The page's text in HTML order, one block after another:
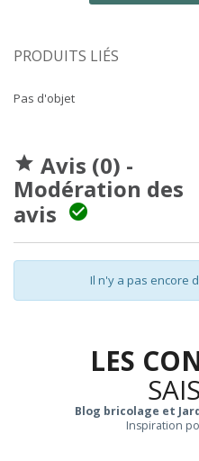
PRODUITS LIÉS
Pas d'objet
 Avis (0) -
Modération des
avis

Il n'y a pas encore
LES
Blog bricolage et
Inspiration